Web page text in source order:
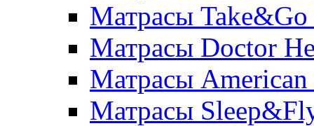
Матрасы Take&Go
Матрасы Doctor
Матрасы American
Матрасы